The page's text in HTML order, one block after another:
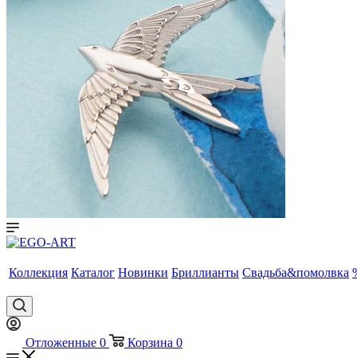
Коллекция Каталог Новинки Бриллианты Свадьба&помолвка
Отложенные 0 Корзина 0